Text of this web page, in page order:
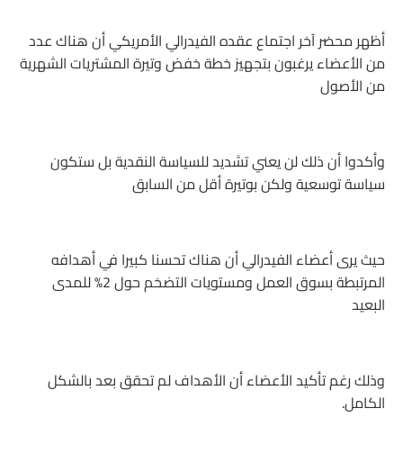
أظهر محضر آخر اجتماع عقده الفيدرالي الأمريكي أن هناك عدد
من الأعضاء يرغبون بتجهيز خطة خفض وتيرة المشتريات الشهرية
من الأصول
وأكدوا أن ذلك لن يعني تشديد للسياسة النقدية بل ستكون
سياسة توسعية ولكن بوتيرة أقل من السابق
حيث يرى أعضاء الفيدرالي أن هناك تحسنا كبيرا في أهدافه
المرتبطة بسوق العمل ومستويات التضخم حول 2% للمدى
البعيد
وذلك رغم تأكيد الأعضاء أن الأهداف لم تحقق بعد بالشكل
الكامل.